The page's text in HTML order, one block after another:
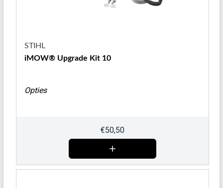
STIHL
iMOW® Upgrade Kit 10
Opties
€50,50